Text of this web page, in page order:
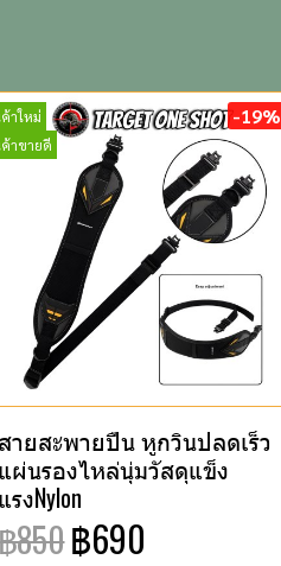
าใหม่
าขายดี
-19%
สายสะพายปืน หูกวินปลดเร็ว
แผ่นรองไหล่นุ่มวัสดุแข็ง
แรงNylon
850฿690